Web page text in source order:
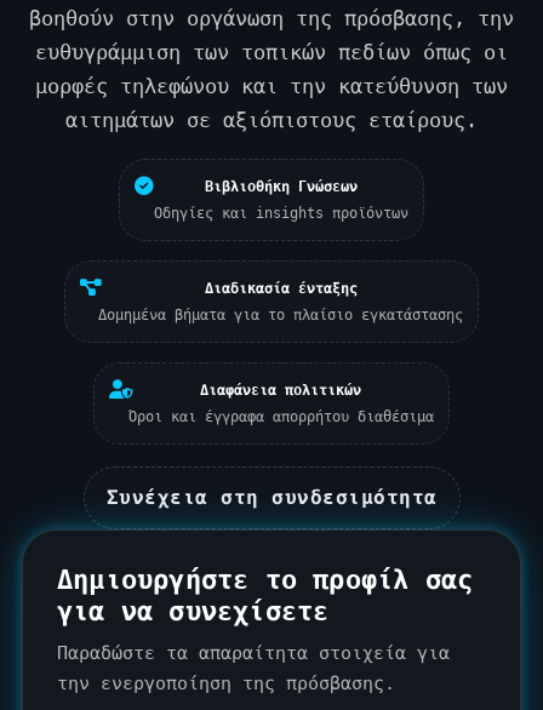
βοηθούν στην οργάνωση της πρόσβασης, την
ευθυγράμμιση των τοπικών πεδίων όπως οι
μορφές τηλεφώνου και την κατεύθυνση των
αιτημάτων σε αξιόπιστους εταίρους.
Βιβλιοθήκη Γνώσεων
Οδηγίες και insights προϊόντων
Διαδικασία ένταξης
Δομημένα βήματα για το πλαίσιο εγκατάστασης
Διαφάνεια πολιτικών
Όροι και έγγραφα απορρήτου διαθέσιμα
Συνέχεια στη συνδεσιμότητα
Δημιουργήστε το προφίλ σας
για να συνεχίσετε
Παραδώστε τα απαραίτητα στοιχεία για
την ενεργοποίηση της πρόσβασης.